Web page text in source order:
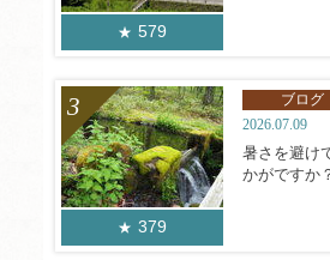
579
379
ブログ
2026.07.09
暑さを避け
かがですか